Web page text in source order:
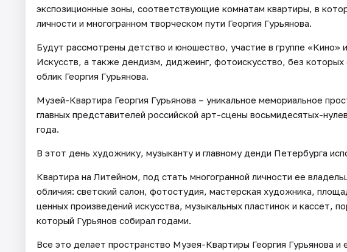
экспозиционные зоны, соответствующие комнатам квартиры, в
личности и многогранном творческом пути Георгия Гурьянова.
Будут рассмотрены детство и юношество, участие в группе
Искусств, а также дендизм, диджеинг, фотоискусство, без
облик Георгия Гурьянова.
Музей-Квартира Георгия Гурьянова – уникальное мемориальное
главных представителей российской арт-сцены восьмидесятых-
года.
В этот день художнику, музыканту и главному денди Петербурга
Квартира на Литейном, под стать многогранной личности ее
обличия: светский салон, фотостудия, мастерская художника,
ценных произведений искусства, музыкальных пластинок и кассет,
который Гурьянов собирал годами.
Все это делает пространство Музея-Квартиры Георгия Гурьянова и